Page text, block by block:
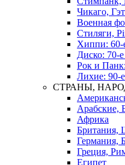
Чикаго,
Военная
Стиляги,
Хиппи: 60-
Диско: 70-
Рок и
Лихие: 90-е
СТРАНЫ,
Арабские,
Африка
Британия,
Германия,
Греция,
Египет